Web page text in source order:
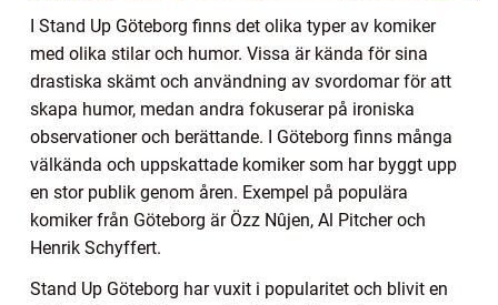
I Stand Up Göteborg finns det olika typer av komiker
med olika stilar och humor. Vissa är kända för sina
drastiska skämt och användning av svordomar för att
skapa humor, medan andra fokuserar på ironiska
observationer och berättande. I Göteborg finns många
välkända och uppskattade komiker som har byggt upp
en stor publik genom åren. Exempel på populära
komiker från Göteborg är Özz Nûjen, Al Pitcher och
Henrik Schyffert.
Stand Up Göteborg har vuxit i popularitet och blivit en